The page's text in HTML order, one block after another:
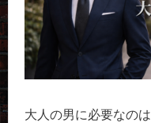
大人の男に必要なのは